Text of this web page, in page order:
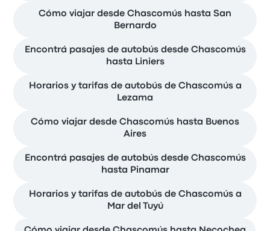
Cómo viajar desde Chascomús hasta San
Bernardo
Encontrá pasajes de autobús desde Chascomús
hasta Liniers
Horarios y tarifas de autobús de Chascomús a
Lezama
Cómo viajar desde Chascomús hasta Buenos
Aires
Encontrá pasajes de autobús desde Chascomús
hasta Pinamar
Horarios y tarifas de autobús de Chascomús a
Mar del Tuyú